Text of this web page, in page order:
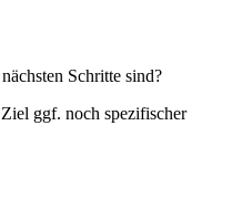
Schritte sind?
ggf. noch spezifischer